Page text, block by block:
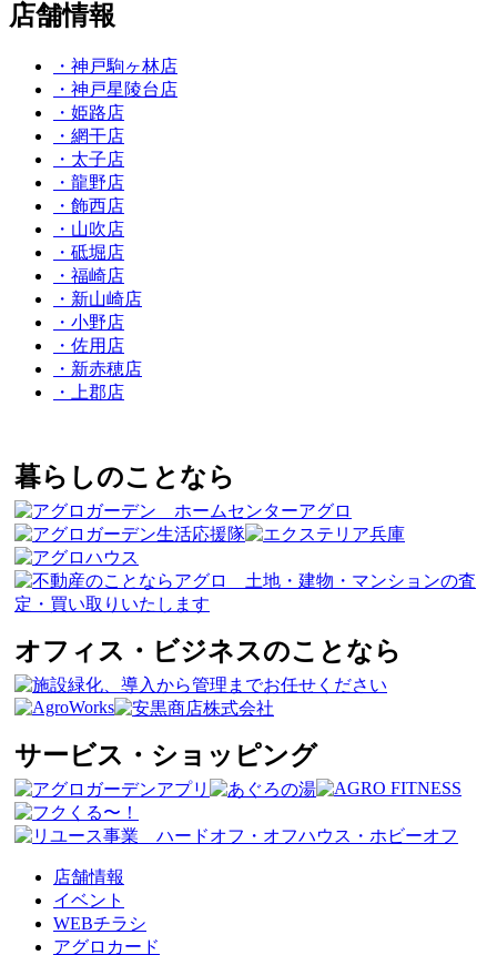
店舗情報
・神戸駒ヶ林店
・神戸星陵台店
・姫路店
・網干店
・太子店
・龍野店
・飾西店
・山吹店
・砥堀店
・福崎店
・新山崎店
・小野店
・佐用店
・新赤穂店
・上郡店
暮らしのことなら
オフィス・ビジネスのことなら
サービス・ショッピング
店舗情報
イベント
WEBチラシ
アグロカード